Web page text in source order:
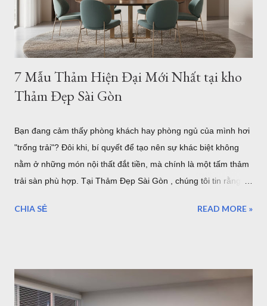
Tại sao căn hộ hiện đại lại "vừa vặn" với thảm họa tiết hình
học? Họa tiết hình học (Geometri...
7 Mẫu Thảm Hiện Đại Mới Nhất tại kho
Thảm Đẹp Sài Gòn
Bạn đang cảm thấy phòng khách hay phòng ngủ của mình hơi
"trống trải"? Đôi khi, bí quyết để tạo nên sự khác biệt không
nằm ở những món nội thất đắt tiền, mà chính là một tấm thảm
trải sàn phù hợp. Tại Thảm Đẹp Sài Gòn , chúng tôi tin rằng
7 phong cách phối thảm trang trí cực "cháy" đang dẫn đầu xu
góc cạnh của nội thất. Khi kết hợp với bộ bàn ăn gỗ và ghế
màu xanh mint, tấm thảm tròn phòng khách tông màu trung
CHIA SẺ READ MORE »